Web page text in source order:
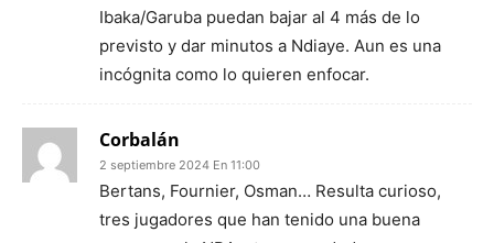
Ibaka/Garuba puedan bajar al 4 más de lo
previsto y dar minutos a Ndiaye. Aun es una
incógnita como lo quieren enfocar.
Corbalán
2 septiembre 2024 En 11:00
Bertans, Fournier, Osman… Resulta curioso,
tres jugadores que han tenido una buena